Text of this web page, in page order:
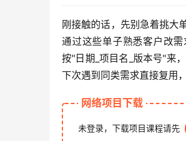
刚接触的话，先别急着挑大
通过这些单子熟悉客户改
按"日期_项目名_版本号"来
下次遇到同类需求直接复用
网络项目下载
未登录，下载项目课程请先